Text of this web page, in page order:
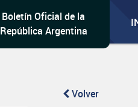
Boletín Oficial de la
República Argentina
Volver